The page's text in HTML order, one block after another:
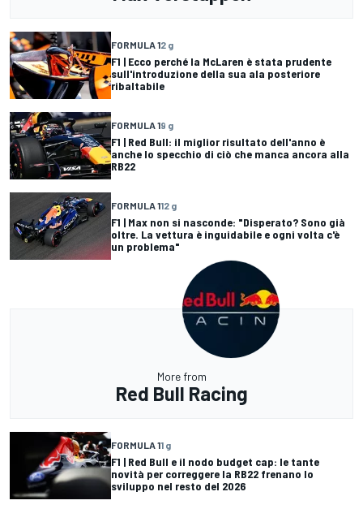
FORMULA 12 g
F1 | Ecco perché la McLaren è stata prudente
sull'introduzione della sua ala posteriore
ribaltabile
FORMULA 19 g
F1 | Red Bull: il miglior risultato dell'anno è
anche lo specchio di ciò che manca ancora alla
RB22
FORMULA 112 g
F1 | Max non si nasconde: "Disperato? Sono già
oltre. La vettura è inguidabile e ogni volta c'è
un problema"
More from
Red Bull Racing
FORMULA 11 g
F1 | Red Bull e il nodo budget cap: le tante
novità per correggere la RB22 frenano lo
sviluppo nel resto del 2026